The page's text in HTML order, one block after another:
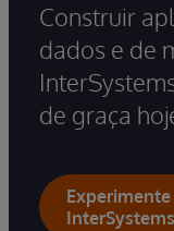
Construir
dados e de
de graça